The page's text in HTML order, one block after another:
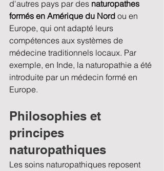
d'autres pays par des naturopathes
formés en Amérique du Nord ou en
Europe, qui ont adapté leurs
compétences aux systèmes de
médecine traditionnels locaux. Par
exemple, en Inde, la naturopathie a été
introduite par un médecin formé en
Europe.
Philosophies et
principes
naturopathiques
Les soins naturopathiques reposent